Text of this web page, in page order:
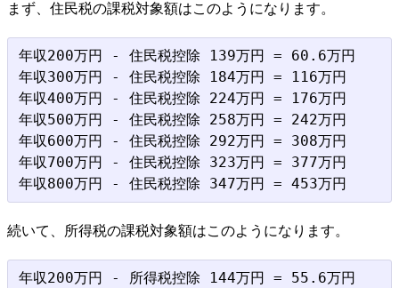
まず、住民税の課税対象額はこのようになります。
年収200万円 - 住民税控除 139万円 = 60.6万円
年収300万円 - 住民税控除 184万円 = 116万円
年収400万円 - 住民税控除 224万円 = 176万円
年収500万円 - 住民税控除 258万円 = 242万円
年収600万円 - 住民税控除 292万円 = 308万円
年収700万円 - 住民税控除 323万円 = 377万円
続いて、所得税の課税対象額はこのようになります。
年収200万円 - 所得税控除 144万円 = 55.6万円